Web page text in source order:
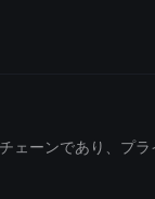
ーンであり、プ